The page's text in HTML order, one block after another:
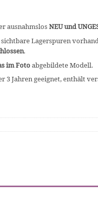
ausnahmslosNEU und
Lagerspuren
.
im Fotoabgebildete Modell.
3 Jahren geeignet, enthält